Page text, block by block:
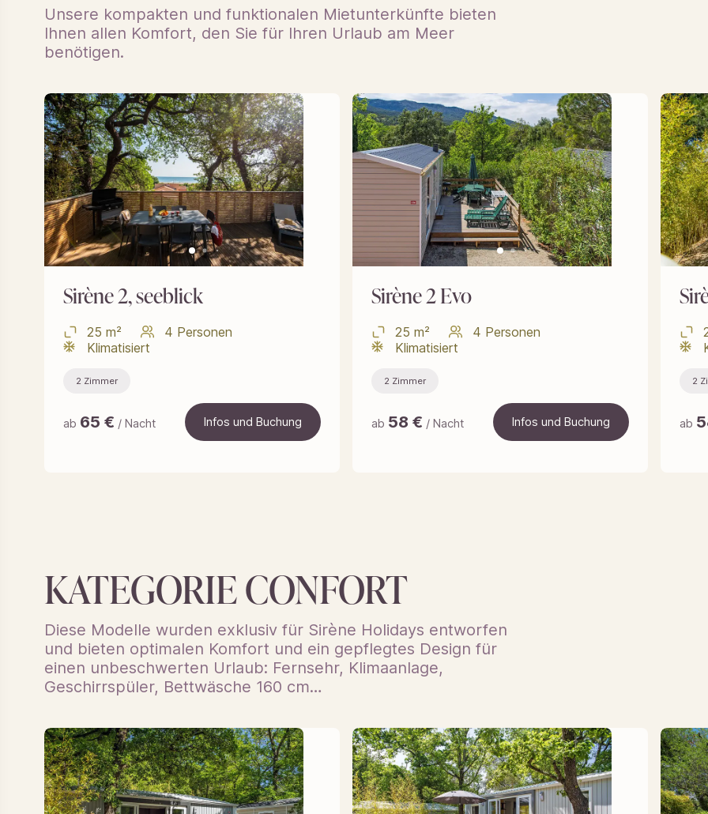
Unsere kompakten und funktionalen Mietunterkünfte bieten
Ihnen allen Komfort, den Sie für Ihren Urlaub am Meer
benötigen.
Sirène 2, seeblick
25 m²
4 Personen
Klimatisiert
2 Zimmer
ab 65 € / Nacht Infos und Buchung
Sirène 2 Evo
25 m²
4 Personen
Klimatisiert
2 Zimmer
ab 58 € / Nacht Infos und Buchung
2
ab
KATEGORIE CONFORT
Diese Modelle wurden exklusiv für Sirène Holidays entworfen
und bieten optimalen Komfort und ein gepflegtes Design für
einen unbeschwerten Urlaub: Fernsehr, Klimaanlage,
Geschirrspüler, Bettwäsche 160 cm…